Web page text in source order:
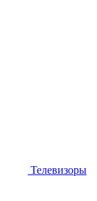
Телевизоры